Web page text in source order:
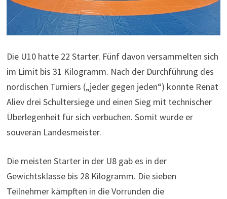
Die U10 hatte 22 Starter. Fünf davon versammelten sich
im Limit bis 31 Kilogramm. Nach der Durchführung des
nordischen Turniers („jeder gegen jeden“) konnte Renat
Aliev drei Schultersiege und einen Sieg mit technischer
Überlegenheit für sich verbuchen. Somit wurde er
souverän Landesmeister.
Die meisten Starter in der U8 gab es in der
Gewichtsklasse bis 28 Kilogramm. Die sieben
Teilnehmer kämpften in die Vorrunden die